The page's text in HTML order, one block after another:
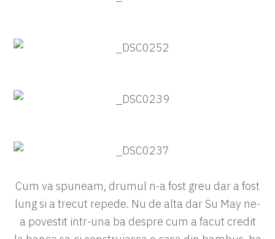
Cum va spuneam, drumul n-a fost greu dar a fost
lung si a trecut repede. Nu de alta dar Su May ne-
a povestit intr-una ba despre cum a facut credit